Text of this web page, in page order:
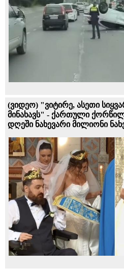
(ვიდეო) "ვიტირე, ასეთი
მინახავს" - ქართული
დღეში ნახევარი მილიონი